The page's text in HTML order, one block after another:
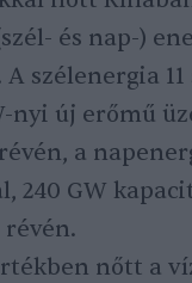
és nap-)
szélenergia 11
nyi új erőmű
a
240 GW
nőtt a